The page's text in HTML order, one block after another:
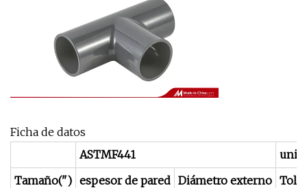
Ficha de datos
ASTMF441
Tamaño(") espesor de pared Diámetro externo